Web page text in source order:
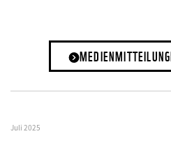
Juli 2025